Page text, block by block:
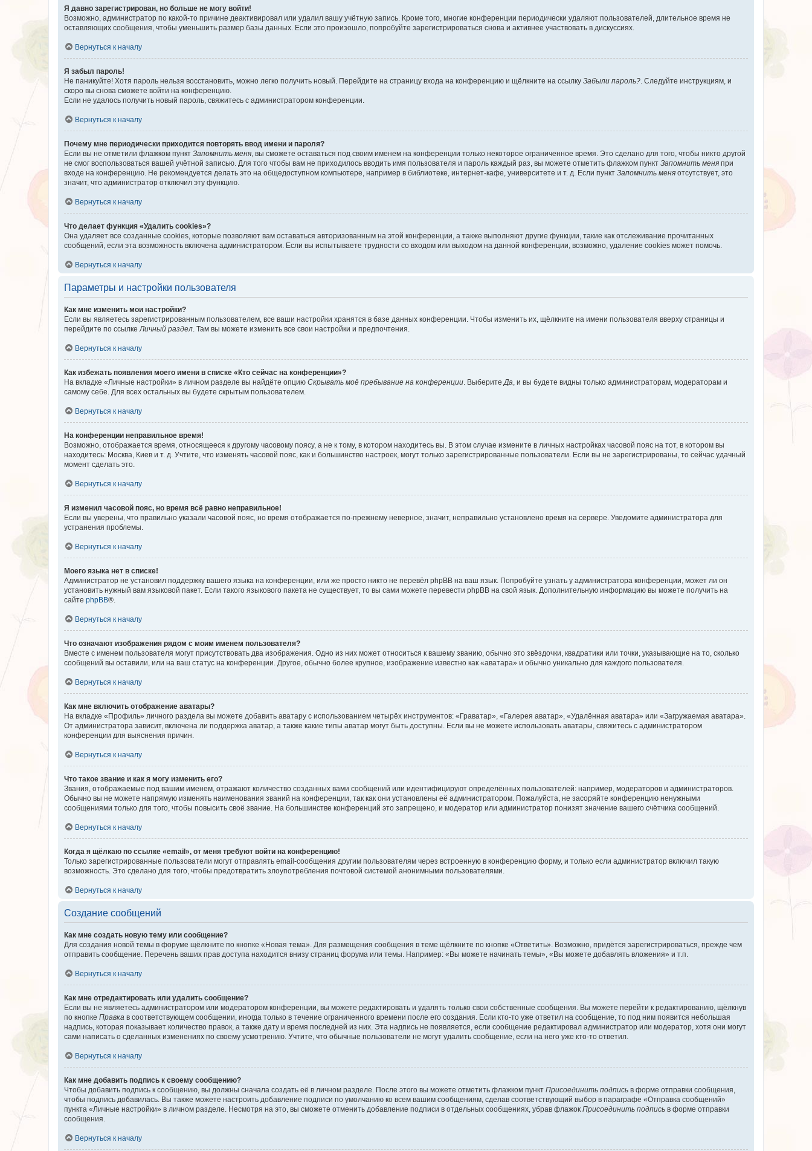
Я давно зарегистрирован, но больше не могу войти!
Возможно, администратор по какой-то причине деактивировал или удалил вашу учётную запись. Кроме того, многие конференции периодически удаляют пользователей, длительное время не
оставляющих сообщения, чтобы уменьшить размер базы данных. Если это произошло, попробуйте зарегистрироваться снова и активнее участвовать в дискуссиях.
Вернуться к началу
Я забыл пароль!
Не паникуйте! Хотя пароль нельзя восстановить, можно легко получить новый. Перейдите на страницу входа на конференцию и щёлкните на ссылку Забыли пароль?. Следуйте инструкциям, и
скоро вы снова сможете войти на конференцию.
Если не удалось получить новый пароль, свяжитесь с администратором конференции.
Вернуться к началу
Почему мне периодически приходится повторять ввод имени и пароля?
Если вы не отметили флажком пункт Запомнить меня, вы сможете оставаться под своим именем на конференции только некоторое ограниченное время. Это сделано для того, чтобы никто другой
не смог воспользоваться вашей учётной записью. Для того чтобы вам не приходилось вводить имя пользователя и пароль каждый раз, вы можете отметить флажком пункт Запомнить меня при
входе на конференцию. Не рекомендуется делать это на общедоступном компьютере, например в библиотеке, интернет-кафе, университете и т. д. Если пункт Запомнить меня отсутствует, это
значит, что администратор отключил эту функцию.
Вернуться к началу
Что делает функция «Удалить cookies»?
Она удаляет все созданные cookies, которые позволяют вам оставаться авторизованным на этой конференции, а также выполняют другие функции, такие как отслеживание прочитанных
сообщений, если эта возможность включена администратором. Если вы испытываете трудности со входом или выходом на данной конференции, возможно, удаление cookies может помочь.
Вернуться к началу
Параметры и настройки пользователя
Как мне изменить мои настройки?
Если вы являетесь зарегистрированным пользователем, все ваши настройки хранятся в базе данных конференции. Чтобы изменить их, щёлкните на имени пользователя вверху страницы и
перейдите по ссылкеЛичный раздел. Там вы можете изменить все свои настройки и предпочтения.
Вернуться к началу
Как избежать появления моего имени в списке «Кто сейчас на конференции»?
На вкладке «Личные настройки» в личном разделе вы найдёте опцию Скрывать моё пребывание на конференции. ВыберитеДа, и вы будете видны только администраторам, модераторам и
самому себе. Для всех остальных вы будете скрытым пользователем.
Вернуться к началу
На конференции неправильное время!
Возможно, отображается время, относящееся к другому часовому поясу, а не к тому, в котором находитесь вы. В этом случае измените в личных настройках часовой пояс на тот, в котором вы
находитесь: Москва, Киев и т. д. Учтите, что изменять часовой пояс, как и большинство настроек, могут только зарегистрированные пользователи. Если вы не зарегистрированы, то сейчас удачный
момент сделать это.
Вернуться к началу
Я изменил часовой пояс, но время всё равно неправильное!
Если вы уверены, что правильно указали часовой пояс, но время отображается по-прежнему неверное, значит, неправильно установлено время на сервере. Уведомите администратора для
устранения проблемы.
Вернуться к началу
Моего языка нет в списке!
Администратор не установил поддержку вашего языка на конференции, или же просто никто не перевёл phpBB на ваш язык. Попробуйте узнать у администратора конференции, может ли он
установить нужный вам языковой пакет. Если такого языкового пакета не существует, то вы сами можете перевести phpBB на свой язык. Дополнительную информацию вы можете получить на
сайте phpBB®.
Вернуться к началу
Что означают изображения рядом с моим именем пользователя?
Вместе с именем пользователя могут присутствовать два изображения. Одно из них может относиться к вашему званию, обычно это звёздочки, квадратики или точки, указывающие на то, сколько
сообщений вы оставили, или на ваш статус на конференции. Другое, обычно более крупное, изображение известно как «аватара» и обычно уникально для каждого пользователя.
Вернуться к началу
Как мне включить отображение аватары?
На вкладке «Профиль» личного раздела вы можете добавить аватару с использованием четырёх инструментов: «Граватар», «Галерея аватар», «Удалённая аватара» или «Загружаемая аватара».
От администратора зависит, включена ли поддержка аватар, а также какие типы аватар могут быть доступны. Если вы не можете использовать аватары, свяжитесь с администратором
конференции для выяснения причин.
Вернуться к началу
Что такое звание и как я могу изменить его?
Звания, отображаемые под вашим именем, отражают количество созданных вами сообщений или идентифицируют определённых пользователей: например, модераторов и администраторов.
Обычно вы не можете напрямую изменять наименования званий на конференции, так как они установлены её администратором. Пожалуйста, не засоряйте конференцию ненужными
сообщениями только для того, чтобы повысить своё звание. На большинстве конференций это запрещено, и модератор или администратор понизят значение вашего счётчика сообщений.
Вернуться к началу
Когда я щёлкаю по ссылке «email», от меня требуют войти на конференцию!
Только зарегистрированные пользователи могут отправлять email-сообщения другим пользователям через встроенную в конференцию форму, и только если администратор включил такую
возможность. Это сделано для того, чтобы предотвратить злоупотребления почтовой системой анонимными пользователями.
Вернуться к началу
Создание сообщений
Как мне создать новую тему или сообщение?
Для создания новой темы в форуме щёлкните по кнопке «Новая тема». Для размещения сообщения в теме щёлкните по кнопке «Ответить». Возможно, придётся зарегистрироваться, прежде чем
отправить сообщение. Перечень ваших прав доступа находится внизу страниц форума или темы. Например: «Вы можете начинать темы», «Вы можете добавлять вложения» и т.п.
Вернуться к началу
Как мне отредактировать или удалить сообщение?
Если вы не являетесь администратором или модератором конференции, вы можете редактировать и удалять только свои собственные сообщения. Вы можете перейти к редактированию, щёлкнув
по кнопке Правка в соответствующем сообщении, иногда только в течение ограниченного времени после его создания. Если кто-то уже ответил на сообщение, то под ним появится небольшая
надпись, которая показывает количество правок, а также дату и время последней из них. Эта надпись не появляется, если сообщение редактировал администратор или модератор, хотя они могут
сами написать о сделанных изменениях по своему усмотрению. Учтите, что обычные пользователи не могут удалить сообщение, если на него уже кто-то ответил.
Вернуться к началу
Как мне добавить подпись к своему сообщению?
Чтобы добавить подпись к сообщению, вы должны сначала создать её в личном разделе. После этого вы можете отметить флажком пункт Присоединить подпись в форме отправки сообщения,
чтобы подпись добавилась. Вы также можете настроить добавление подписи по умолчанию ко всем вашим сообщениям, сделав соответствующий выбор в параграфе «Отправка сообщений»
пункта «Личные настройки» в личном разделе. Несмотря на это, вы сможете отменить добавление подписи в отдельных сообщениях, убрав флажок Присоединить подпись в форме отправки
сообщения.
Вернуться к началу